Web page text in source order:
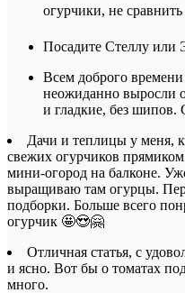
огурчики, не
Посадите Стеллу или
Всем доброго
неожиданно выросли
и гладкие, без шипов.
Дачи и теплицы у меня,
свежих огурчиков
мини-огород на балконе.
выращиваю там огурцы.
подборки. Больше всего
огурчик 🤩😍🤗
Отличная статья, с
и ясно. Вот бы о томатах
много.